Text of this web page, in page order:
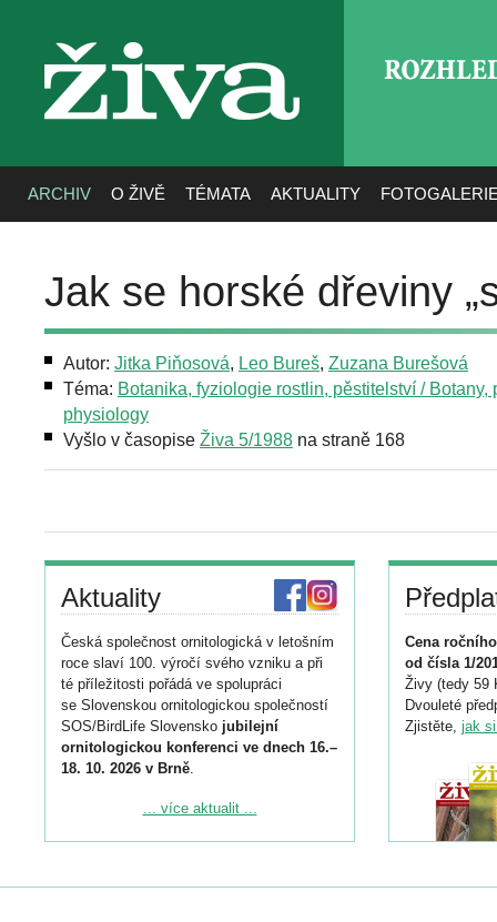
živa
ARCHIV O ŽIVĚ TÉMATA AKTUALITY
Jak se horské dřeviny
Autor: Jitka Piňosová, Leo Bureš, Zuzana Burešová
Téma: Botanika, fyziologie rostlin, pěstitelství / Botany,
physiology
Vyšlo v časopise Živa 5/1988 na straně 168
Aktuality
Česká společnost ornitologická v letošním
roce slaví 100. výročí svého vzniku a při
té příležitosti pořádá ve spolupráci
se Slovenskou ornitologickou společností
SOS/BirdLife Slovensko jubilejní
ornitologickou konferenci ve dnech 16.–
18. 10. 2026 v Brně.
Podrobnější informace ke konferenci
Registrovat se můžete do 6. září.
... více aktualit ...
Cena
od čísla 1/
Živy (tedy 59
Dvouleté
Zjistěte, jak